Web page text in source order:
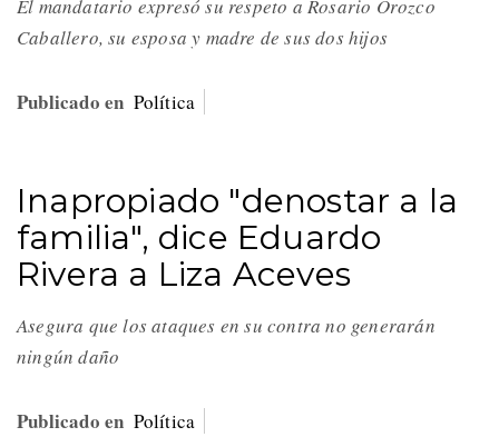
El mandatario expresó su respeto a Rosario Orozco
Caballero, su esposa y madre de sus dos hijos
Publicado en Política
Inapropiado "denostar a la
familia", dice Eduardo
Rivera a Liza Aceves
Asegura que los ataques en su contra no generarán
ningún daño
Publicado en Política